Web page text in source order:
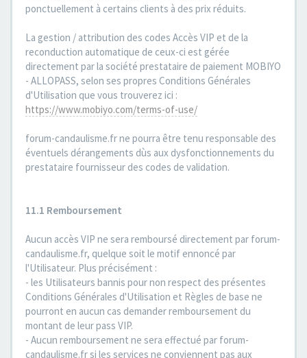
ponctuellement à certains clients à des prix réduits.
La gestion / attribution des codes Accès VIP et de la
reconduction automatique de ceux-ci est gérée
directement par la société prestataire de paiement MOBIYO
- ALLOPASS, selon ses propres Conditions Générales
d'Utilisation que vous trouverez ici :
https://www.mobiyo.com/terms-of-use/
forum-candaulisme.fr ne pourra être tenu responsable des
éventuels dérangements dùs aux dysfonctionnements du
prestataire fournisseur des codes de validation.
11.1 Remboursement
Aucun accès VIP ne sera remboursé directement par forum-
candaulisme.fr, quelque soit le motif ennoncé par
l'Utilisateur. Plus précisément :
- les Utilisateurs bannis pour non respect des présentes
Conditions Générales d'Utilisation et Règles de base ne
pourront en aucun cas demander remboursement du
montant de leur pass VIP.
- Aucun remboursement ne sera effectué par forum-
candaulisme.fr si les services ne conviennent pas aux